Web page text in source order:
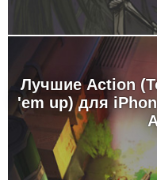
Лучшие Action
'em up) для